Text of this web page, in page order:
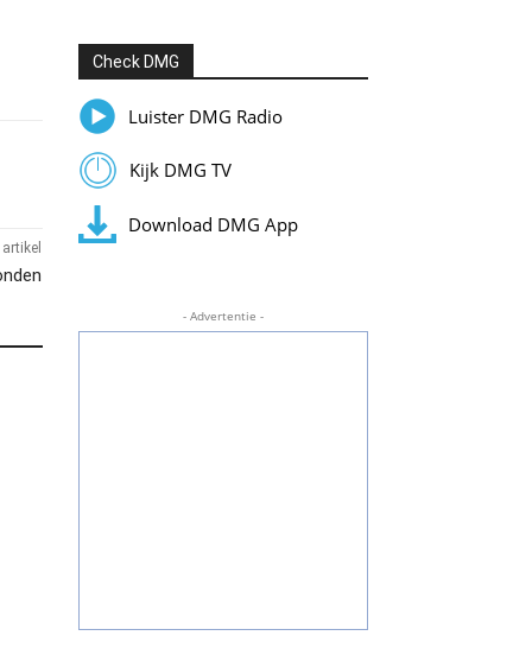
Check DMG
Luister DMG Radio
Kijk DMG TV
Download DMG App
- Advertentie -